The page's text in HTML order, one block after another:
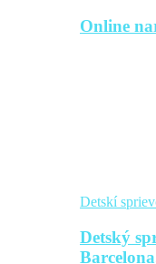
Online
Detskí
Detský